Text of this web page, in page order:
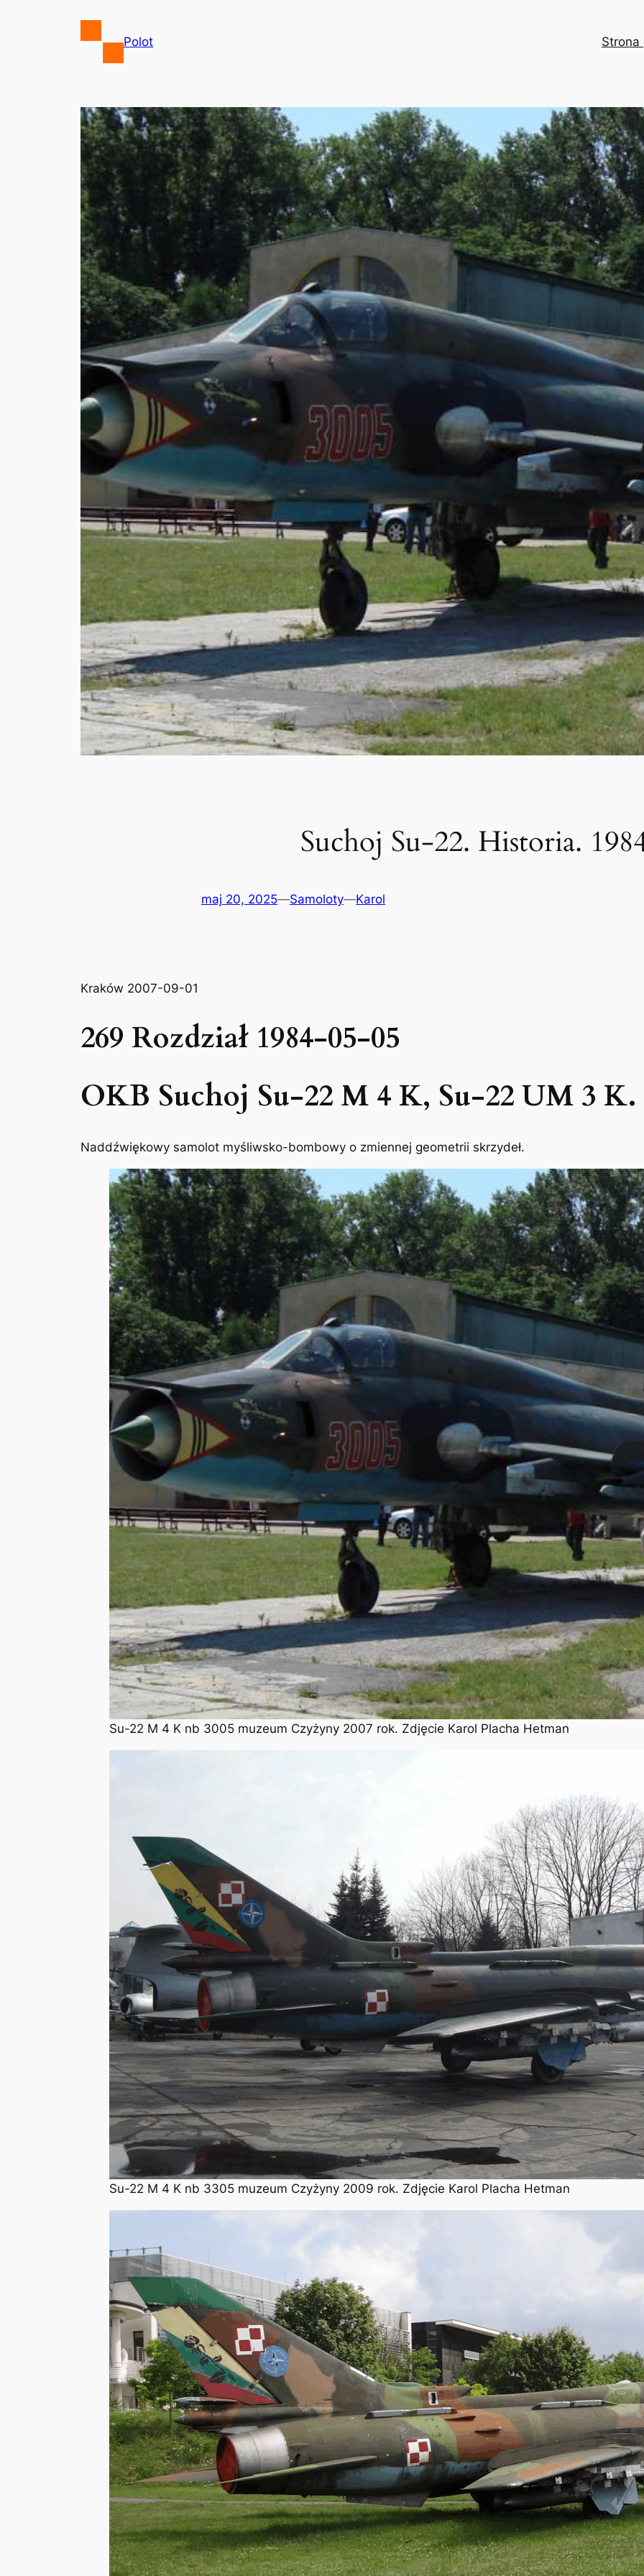
Polot Strona
Suchoj Su-22. Historia.
maj 20, 2025—Samoloty—Karol
Kraków 2007-09-01
269 Rozdział 1984-05-05
OKB Suchoj Su-22 M 4 K, Su-22 UM 3 K.
Naddźwiękowy samolot myśliwsko-bombowy o zmiennej geometrii skrzydeł.
Su-22 M 4 K nb 3005 muzeum Czyżyny 2007 rok. Zdjęcie Karol Placha Hetman
Su-22 M 4 K nb 3305 muzeum Czyżyny 2009 rok. Zdjęcie Karol Placha Hetman